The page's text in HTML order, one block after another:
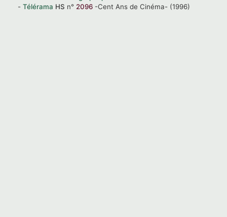
Télérama HS n° 2096 -Cent Ans de Cinéma- (1996)